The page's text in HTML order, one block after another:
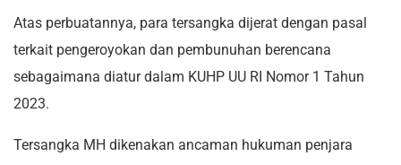
Atas perbuatannya, para tersangka dijerat dengan pasal
terkait pengeroyokan dan pembunuhan berencana
sebagaimana diatur dalam KUHP UU RI Nomor 1 Tahun
2023.
Tersangka MH dikenakan ancaman hukuman penjara